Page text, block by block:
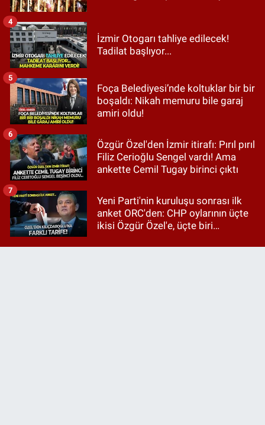
İzmir Otogarı tahliye edilecek!
Tadilat başlıyor...
4
Foça Belediyesi’nde koltuklar bir bir
boşaldı: Nikah memuru bile garaj
amiri oldu!
5
Özgür Özel'den İzmir itirafı: Pırıl pırıl
Filiz Cerioğlu Sengel vardı! Ama
ankette Cemil Tugay birinci çıktı
6
Yeni Parti'nin kuruluşu sonrası ilk
anket ORC'den: CHP oylarının üçte
ikisi Özgür Özel'e, üçte biri
7